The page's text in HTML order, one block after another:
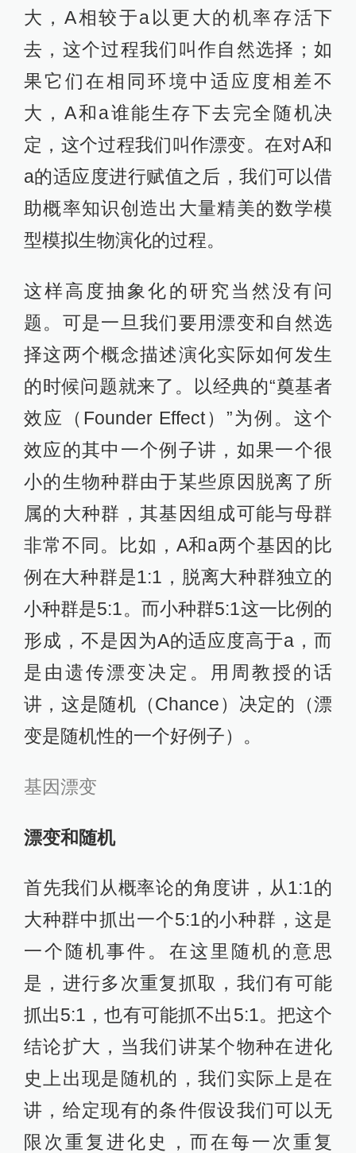
大，A相较于a以更大的机率存活下
去，这个过程我们叫作自然选择；如
果它们在相同环境中适应度相差不
大，A和a谁能生存下去完全随机决
定，这个过程我们叫作漂变。在对A和
a的适应度进行赋值之后，我们可以借
助概率知识创造出大量精美的数学模
型模拟生物演化的过程。
这样高度抽象化的研究当然没有问
题。可是一旦我们要用漂变和自然选
择这两个概念描述演化实际如何发生
的时候问题就来了。以经典的“奠基者
效应（Founder Effect）”为例。这个
效应的其中一个例子讲，如果一个很
小的生物种群由于某些原因脱离了所
属的大种群，其基因组成可能与母群
非常不同。比如，A和a两个基因的比
例在大种群是1:1，脱离大种群独立的
小种群是5:1。而小种群5:1这一比例的
形成，不是因为A的适应度高于a，而
是由遗传漂变决定。用周教授的话
讲，这是随机（Chance）决定的（漂
变是随机性的一个好例子）。
基因漂变
漂变和随机
首先我们从概率论的角度讲，从1:1的
大种群中抓出一个5:1的小种群，这是
一个随机事件。在这里随机的意思
是，进行多次重复抓取，我们有可能
抓出5:1，也有可能抓不出5:1。把这个
结论扩大，当我们讲某个物种在进化
史上出现是随机的，我们实际上是在
讲，给定现有的条件假设我们可以无
限次重复进化史，而在每一次重复